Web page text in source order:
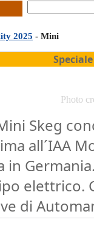
2025 - Mini
Photo
Skeg
all´IAA
in
elettrico.
di